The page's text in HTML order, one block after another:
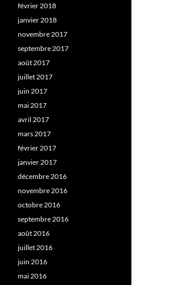
février 2018
janvier 2018
novembre 2017
septembre 2017
août 2017
juillet 2017
juin 2017
mai 2017
avril 2017
mars 2017
février 2017
janvier 2017
décembre 2016
novembre 2016
octobre 2016
septembre 2016
août 2016
juillet 2016
juin 2016
mai 2016